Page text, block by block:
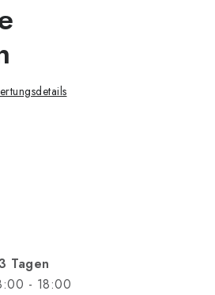
Tagen
- 18:00